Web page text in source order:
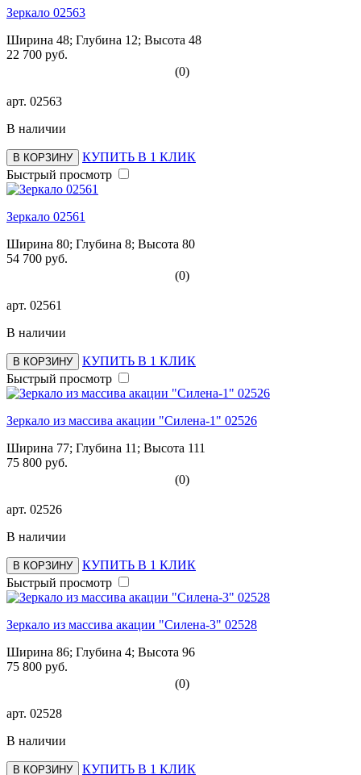
Зеркало 02563
Ширина 48; Глубина 12; Высота 48
22 700 руб.
(0)
арт. 02563
В наличии
В КОРЗИНУ
КУПИТЬ В 1 КЛИК
Быстрый просмотр
Зеркало 02561
Ширина 80; Глубина 8; Высота 80
54 700 руб.
(0)
арт. 02561
В наличии
В КОРЗИНУ
КУПИТЬ В 1 КЛИК
Быстрый просмотр
Зеркало из массива акации "Силена-1" 02526
Ширина 77; Глубина 11; Высота 111
75 800 руб.
(0)
арт. 02526
В наличии
В КОРЗИНУ
КУПИТЬ В 1 КЛИК
Быстрый просмотр
Зеркало из массива акации "Силена-3" 02528
Ширина 86; Глубина 4; Высота 96
75 800 руб.
(0)
арт. 02528
В наличии
В КОРЗИНУ КУПИТЬ В 1 КЛИК